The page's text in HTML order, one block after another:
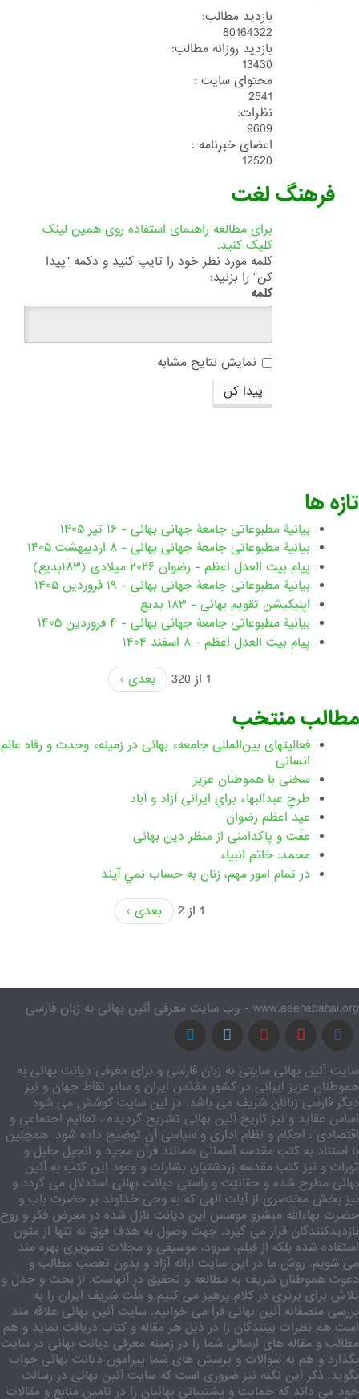
بازدید مطالب:
80164322
بازدید روزانه مطالب:
13430
محتوای سایت :
2541
نظرات:
9609
اعضای خبرنامه :
12520
فرهنگ لغت
برای مطالعه راهنمای استفاده روی همین لینک
کلیک کنید.
کلمه مورد نظر خود را تایپ کنید و دکمه "پیدا
کن" را بزنید:
کلمه
نمایش نتایج مشابه
پیدا کن
تازه ها
بیانیۀ مطبوعاتی جامعۀ جهانی بهائی - ۱۶ تیر ۱۴۰۵
بیانیۀ مطبوعاتی جامعۀ جهانی بهائی - ۸ اردیبهشت ۱۴۰۵
پیام بیت العدل اعظم - رضوان ۲۰۲۶ میلادی (۱۸۳بدیع)
بیانیۀ مطبوعاتی جامعۀ جهانی بهائی - ۱۹ فروردین ۱۴۰۵
اپلیکیشن تقویم بهائی - ۱۸۳ بدیع
بیانیۀ مطبوعاتی جامعۀ جهانی بهائی - ۴ فروردین ۱۴۰۵
پیام بیت العدل اعظم - ۸ اسفند ۱۴۰۴
1 از 320
بعدی ›
مطالب منتخب
فعالیتهای بین‌المللی جامعهء بهائی در زمینهء وحدت و رفاه عالم
انسانی
سخنی با هموطنان عزیز
طرحِ عبدالبهاء برایِ ایرانی آزاد و آباد
عید اعظم رضوان
عفّت و پاکدامنی از منظر دین بهائی
محمد: خاتم انبیاء
در تمام امور مهم،‌ زنان به حساب نمي آيند
1 از 2
بعدی ›
www.aeenebahai.org - وب سایت معرفی آئین بهائی به زبان فارسی
سایت آئین بهائی سایتی به زبان فارسی و برای معرفی دیانت بهائی به
هموطنان عزیز ایرانی در کشور مقدّس ایران و سایر نقاط جهان و نیز
دیگر فارسی زبانان شریف می باشد. در این سایت کوشش می شود
اساس عقاید و نیز تاریخ آئین بهائی تشریح گردیده ، تعالیم اجتماعی و
اقتصادی ، احکام و نظام اداری و سیاسی آن توضیح داده شود. همچنین
با استناد به کتب مقدسه آسمانی همانند قرآن مجید و انجیل جلیل و
تورات و نیز کتب مقدسه زردشتیان بشارات و وعود این کتب به آئین
بهائی مطرح شده و حقانیّت و راستی دیانت بهائی استدلال می گردد و
نیز بخش مختصری از آیات الهی که به وحی خداوند بر حضرت باب و
حضرت بهاءالله مبشرو موسس این دیانت نازل شده در معرض فکر و روح
بازدیدکنندگان قرار می گیرد. جهت وصول به هدف فوق نه تنها از متون
استفاده شده بلکه از فیلم، سرود، موسیقی و مجلات تصویری بهره مند
می شویم. روش ما در این سایت ارائه آزاد و بدون تعصب مطالب و
دعوت هموطنان شریف به مطالعه و تحقیق در آنهاست. از بحث و جدل و
تلاش برای برتری در کلام پرهیز می کنیم و ملّت شریف ایران را به
بررسی منصفانه آئین بهائی فرا می خوانیم. سایت آئین بهائی علاقه مند
است هم نظرات بینندگان را در ذیل هر مقاله و کتاب دریافت نماید و هم
مطالب و مقاله های ارسالی شما را در زمینه معرفی دیانت بهائی در سایت
بگذارد و هم به سوالات و پرسش های شما پیرامون دیانت بهائی جواب
بگوید. ذکر این نکته نیز ضروری است که سایت آئین بهائی در رسالت
خود می داند که حمایت و پشتیبانی بهائیان را در تامین منابع و مقالات